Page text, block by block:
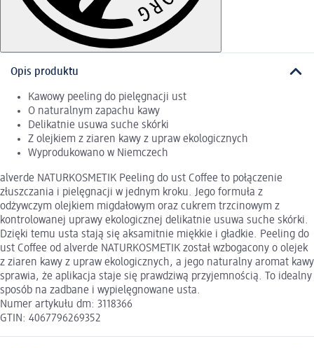
Opis produktu
Kawowy peeling do pielęgnacji ust
O naturalnym zapachu kawy
Delikatnie usuwa suche skórki
Z olejkiem z ziaren kawy z upraw ekologicznych
Wyprodukowano w Niemczech
alverde NATURKOSMETIK Peeling do ust Coffee to połączenie
złuszczania i pielęgnacji w jednym kroku. Jego formuła z
odżywczym olejkiem migdałowym oraz cukrem trzcinowym z
kontrolowanej uprawy ekologicznej delikatnie usuwa suche skórki.
Dzięki temu usta stają się aksamitnie miękkie i gładkie. Peeling do
ust Coffee od alverde NATURKOSMETIK został wzbogacony o olejek
z ziaren kawy z upraw ekologicznych, a jego naturalny aromat kawy
sprawia, że aplikacja staje się prawdziwą przyjemnością. To idealny
sposób na zadbane i wypielęgnowane usta.
Numer artykułu dm: 3118366
GTIN: 4067796269352